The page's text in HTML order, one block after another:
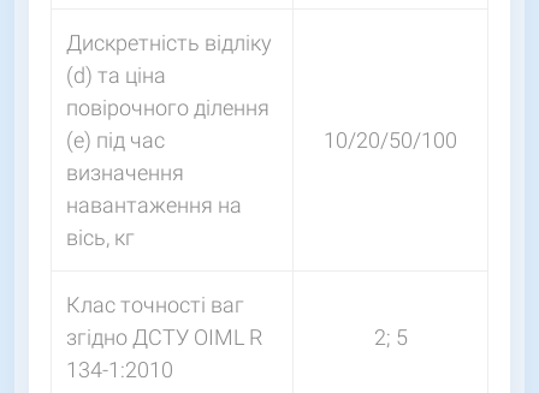
Дискретність відліку
(d) та ціна
повірочного ділення
(e) під час
визначення
навантаження на
вісь, кг
10/20/50/100
Клас точності ваг
згідно ДСТУ OIML R
134-1:2010
2; 5